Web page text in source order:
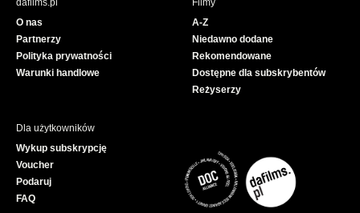
e
dafilms.pl
O nas
Partnerzy
Polityka prywatności
Warunki handlowe
Filmy
A-Z
Niedawno dodane
Rekomendowane
Dostępne dla subskrybentów
Reżyserzy
Dla użytkowników
Wykup subskrypcję
Voucher
Podaruj
FAQ